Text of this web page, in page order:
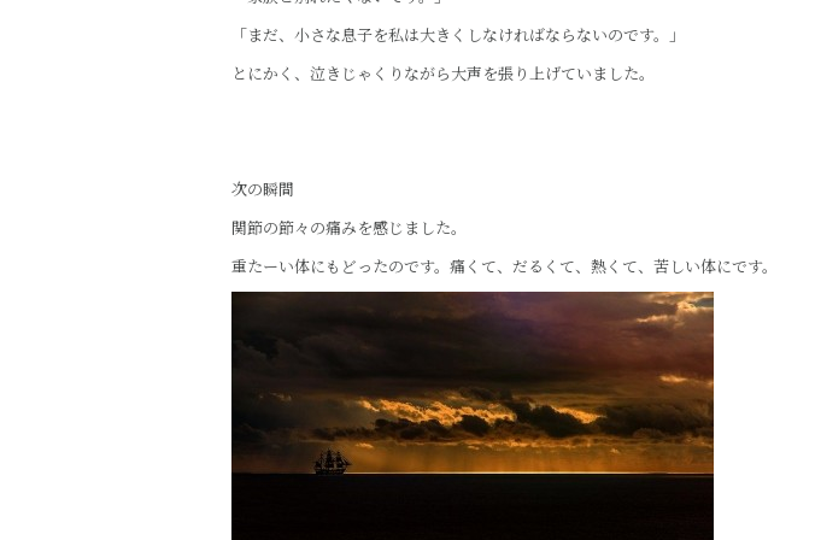
「まだ、小さな息子を私は大きくしなければならないのです。」
とにかく、泣きじゃくりながら大声を張り上げていました。
次の瞬間
関節の節々の痛みを感じました。
重たーい体にもどったのです。痛くて、だるくて、熱くて、苦しい体にです。